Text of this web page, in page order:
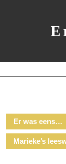
Er was eens…
Marieke’s